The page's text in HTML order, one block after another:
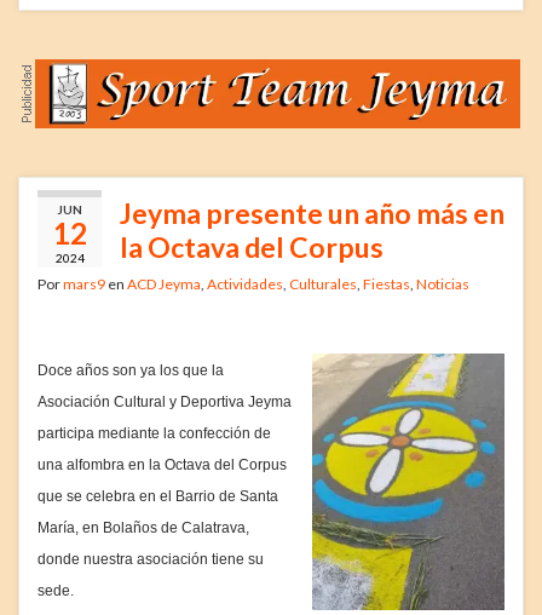
JUN
12
2024
Jeyma presente un año más en
la Octava del Corpus
Pormars9 en ACD Jeyma, Actividades, Culturales, Fiestas, Noticias
Doce años son ya los que la
Asociación Cultural y Deportiva Jeyma
participa mediante la confección de
una alfombra en la Octava del Corpus
que se celebra en el Barrio de Santa
María, en Bolaños de Calatrava,
donde nuestra asociación tiene su
sede.